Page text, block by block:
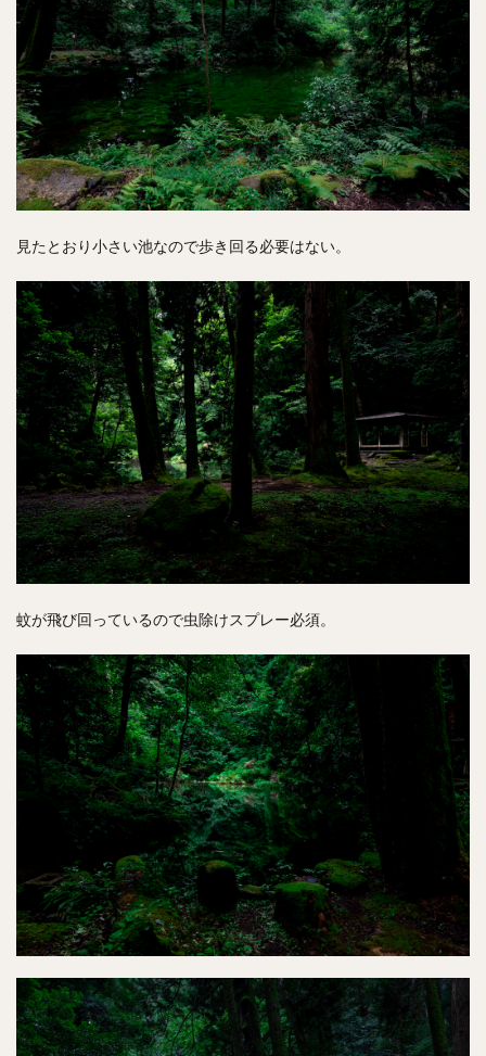
見たとおり小さい池なので歩き回る必要はない。
蚊が飛び回っているので虫除けスプレー必須。